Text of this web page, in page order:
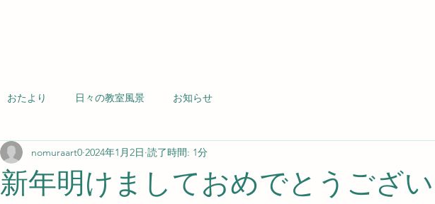
おたより 日々の教室風景 お知らせ
新年明けましておめでとうござ
nomuraart0 2024年1月2日 読了時間: 1分